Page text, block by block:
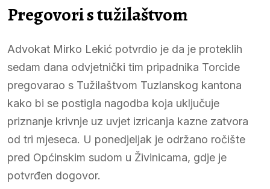
Pregovori s tužilaštvom
Advokat Mirko Lekić potvrdio je da je proteklih
sedam dana odvjetnički tim pripadnika Torcide
pregovarao s Tužilaštvom Tuzlanskog kantona
kako bi se postigla nagodba koja uključuje
priznanje krivnje uz uvjet izricanja kazne zatvora
od tri mjeseca. U ponedjeljak je održano ročište
pred Općinskim sudom u Živinicama, gdje je
potvrđen dogovor.